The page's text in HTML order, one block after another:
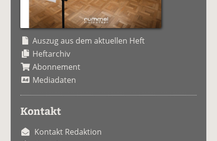
Auszug aus dem aktuellen Heft
Heftarchiv
Abonnement
Mediadaten
Kontakt
Kontakt Redaktion